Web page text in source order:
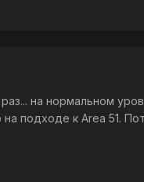
на нормальном
на подходе к Area 51.